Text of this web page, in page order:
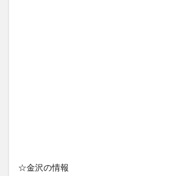
☆金沢の情報